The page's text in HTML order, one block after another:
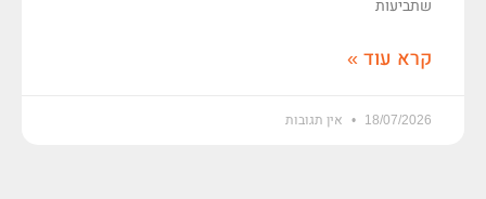
שתביעות
קרא עוד »
18/07/2026 אין תגובות